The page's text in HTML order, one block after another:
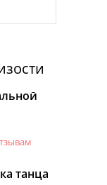
танца